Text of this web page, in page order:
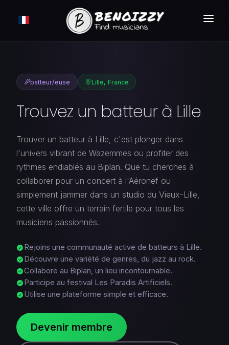
COMMENT ÇA MARCHE ?
ANNONCES
TARIFS
CONNEXION
INSCRIPTION GRATUITE
batteur/euse Lille, France
Trouvez un batteur à Lille
Trouver un batteur à Lille, c'est plonger dans
l'univers vibrant de Wazemmes ou profiter des
rythmes endiablés au Biplan. Que tu cherches à
collaborer pour un concert à l'Aéronef ou
simplement jammer dans un studio du Vieux-Lille,
cette ville offre un terrain fertile pour tous les
musiciens passionnés.
Rejoins une communauté active de batteurs à Lille.
Découvre une variété de genres, du jazz au rock.
Collabore au Biplan, un lieu incontournable.
Participe au festival Les Paradis Artificiels.
Utilise une plateforme simple et efficace.
Devenir membre